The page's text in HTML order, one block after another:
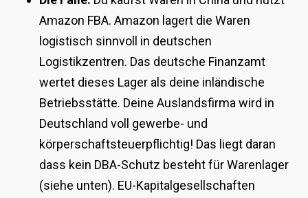
Amazon FBA. Amazon lagert die Waren
logistisch sinnvoll in deutschen
Logistikzentren. Das deutsche Finanzamt
wertet dieses Lager als deine inländische
Betriebsstätte. Deine Auslandsfirma wird in
Deutschland voll gewerbe- und
körperschaftsteuerpflichtig! Das liegt daran
dass kein DBA-Schutz besteht für Warenlager
(siehe unten). EU-Kapitalgesellschaften